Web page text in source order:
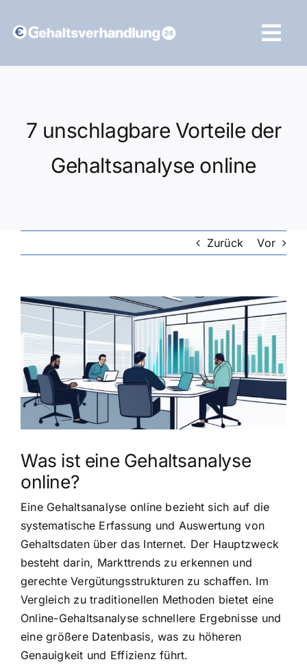
Inhalt
7 unschlagbare Vorteile der
Gehaltsanalyse online
Zurück Vor
Zeige
grösseres
Bild
Was ist eine Gehaltsanalyse
online?
Eine Gehaltsanalyse online bezieht sich auf die
systematische Erfassung und Auswertung von
Gehaltsdaten über das Internet. Der Hauptzweck
besteht darin, Markttrends zu erkennen und
gerechte Vergütungsstrukturen zu schaffen. Im
Vergleich zu traditionellen Methoden bietet eine
Online-Gehaltsanalyse schnellere Ergebnisse und
eine größere Datenbasis, was zu höheren
Genauigkeit und Effizienz führt.